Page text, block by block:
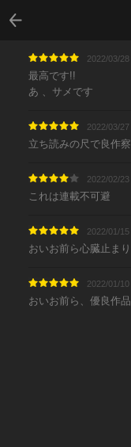
戻る
2022/03/
最高です!!
あ 、サメです
2022/03/
立ち読みの尺で良作
2022/02/
これは連載不可避
2022/01/
おいお前ら心臓止ま
2022/01/
おいお前ら、優良作